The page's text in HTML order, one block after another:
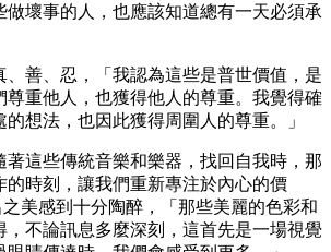
做壞事的人，也應該知道總有一天必須承
、善、忍，「我認為這些是普世價值，是
尊重他人，也獲得他人的尊重。我覺得確
想法，也因此獲得周圍人的尊重。」
著這些傳統音樂和樂器，找回自我時，那
的時刻，讓我們重新專注於內心的價
之美感到十分陶醉，「那些美麗的色彩和
，不論訊息多麼深刻，這首先是一場視覺